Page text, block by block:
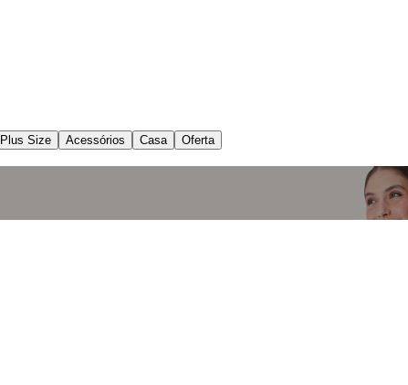
Plus Size Acessórios Casa Oferta